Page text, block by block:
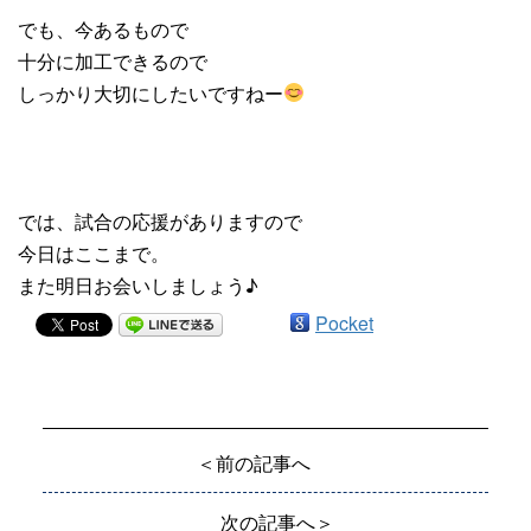
でも、今あるもので
十分に加工できるので
しっかり大切にしたいですねー
では、試合の応援がありますので
今日はここまで。
また明日お会いしましょう♪
Pocket
＜前の記事へ
次の記事へ＞